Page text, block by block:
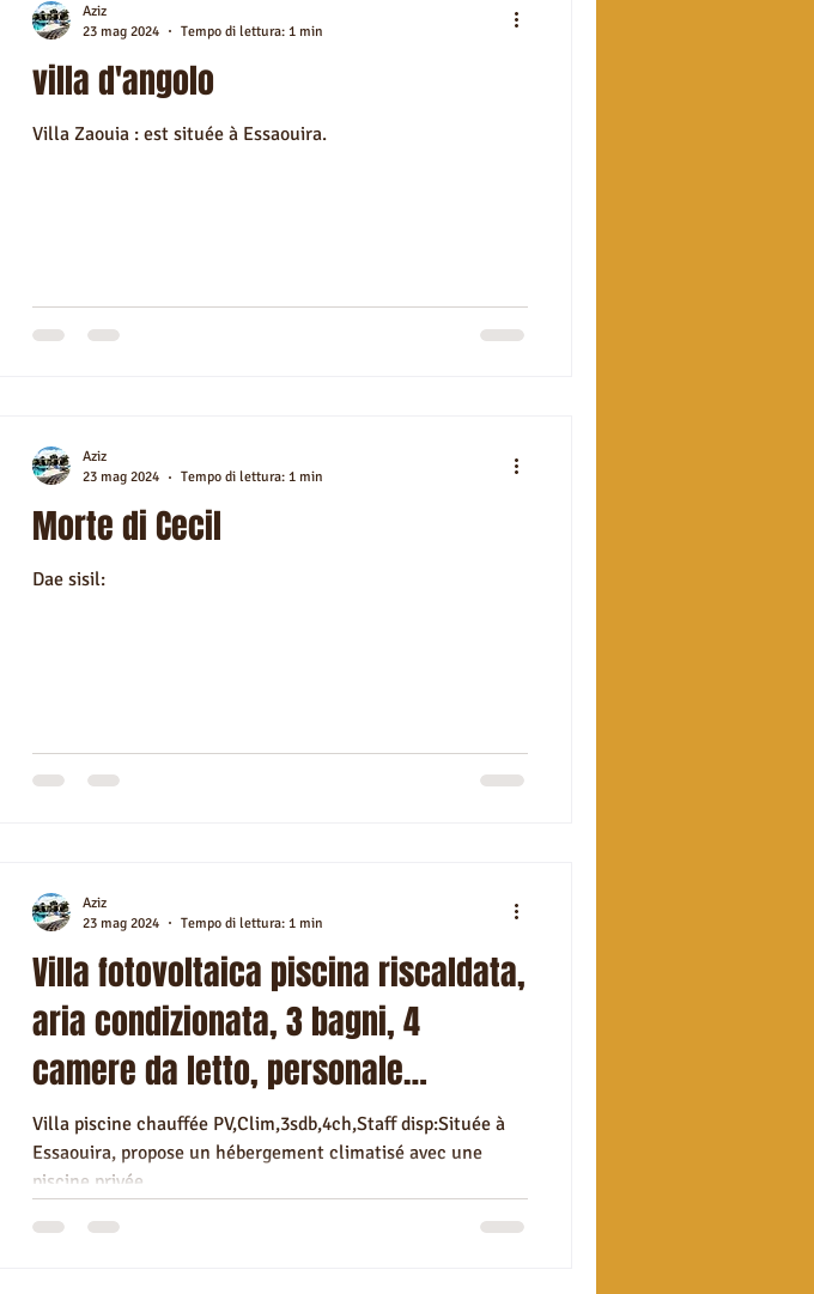
villa d'angolo
Villa Zaouia : est située à Essaouira.
Aziz
23 mag 2024
Tempo di lettura: 1 min
Morte di Cecil
Dae sisil:
Aziz
23 mag 2024
Tempo di lettura: 1 min
Villa fotovoltaica piscina riscaldata,
aria condizionata, 3 bagni, 4
camere da letto, personale
disponibile
Villa piscine chauffée PV,Clim,3sdb,4ch,Staff disp:Située à
Essaouira, propose un hébergement climatisé avec une
piscine privée.
Aziz
23 mag 2024
Tempo di lettura: 1 min